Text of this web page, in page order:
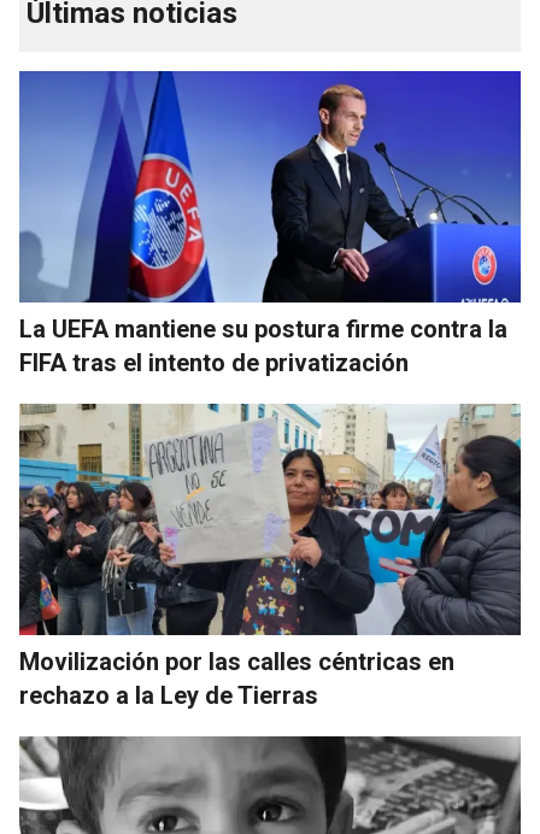
Últimas noticias
La UEFA mantiene su postura firme contra la
FIFA tras el intento de privatización
Movilización por las calles céntricas en
rechazo a la Ley de Tierras